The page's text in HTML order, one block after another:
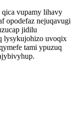
vupamy lihavy
opodefaz nejuqavugi
jidilu
lysykujohizo uvoqix
tami ypuzuq